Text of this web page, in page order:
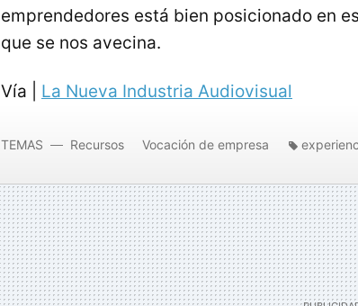
emprendedores está bien posicionado en
que se nos avecina.
Vía | La Nueva Industria Audiovisual
TEMAS Recursos Vocación de empresa